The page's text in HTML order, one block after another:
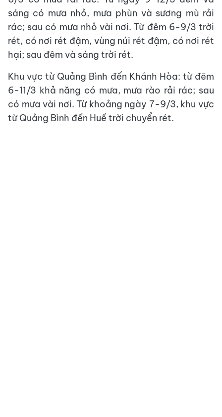
sáng có mưa nhỏ, mưa phùn và sương mù rải
rác; sau có mưa nhỏ vài nơi. Từ đêm 6-9/3 trời
rét, có nơi rét đậm, vùng núi rét đậm, có nơi rét
hại; sau đêm và sáng trời rét.
Khu vực từ Quảng Bình đến Khánh Hòa: từ đêm
6-11/3 khả năng có mưa, mưa rào rải rác; sau
có mưa vài nơi. Từ khoảng ngày 7-9/3, khu vực
từ Quảng Bình đến Huế trời chuyển rét.